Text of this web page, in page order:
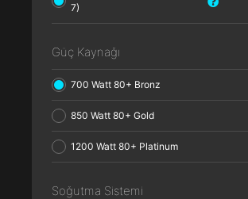
7)
Güç Kaynağı
700 Watt 80+ Bronz
850 Watt 80+ Gold
1200 Watt 80+ Platinum
Soğutma Sistemi